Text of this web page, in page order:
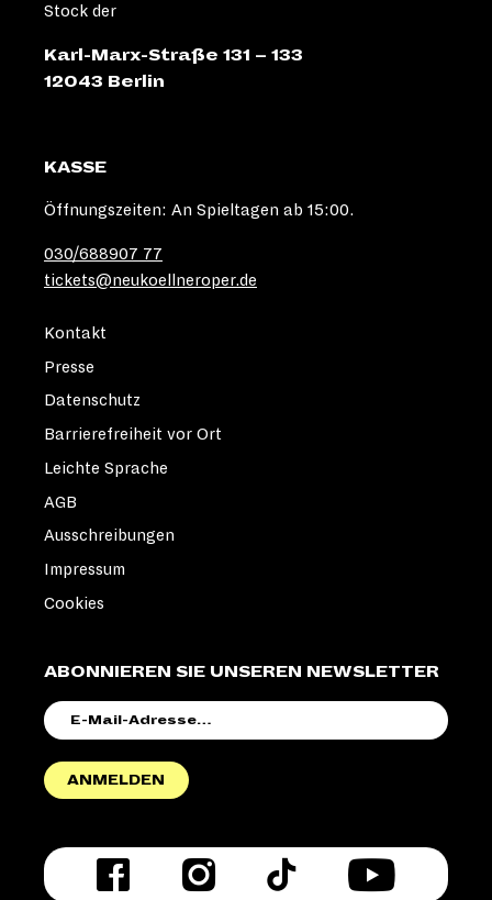
© David-Pierce Brill
VINCENT STEFAN |
© Maximilian Grosser
MUSIKALISCHE LEITUNG
ÄNNE-MARTHE KÜHN |
DRAMATURGIE
© Kimi Palme
SANDRA M. HEINZELMANN |
PRODUKTIONSLEITUNG /
REGIEASSISTENZ
MEIK VAN SEVEREN | EVE
BINETA HANSEN | JULA
OLIVER URBANSKI | VIN
Stock der
Karl-Marx-Straße 131 – 133
12043 Berlin
KASSE
Öffnungszeiten: An Spieltagen ab 15:00.
030/688907 77
tickets@neukoellneroper.de
ABONNIEREN SIE UNSEREN NEWSLETTER
MAIL-
ANMELDEN
Kontakt
Presse
Datenschutz
Barrierefreiheit vor Ort
Leichte Sprache
AGB
Ausschreibungen
Impressum
Cookies